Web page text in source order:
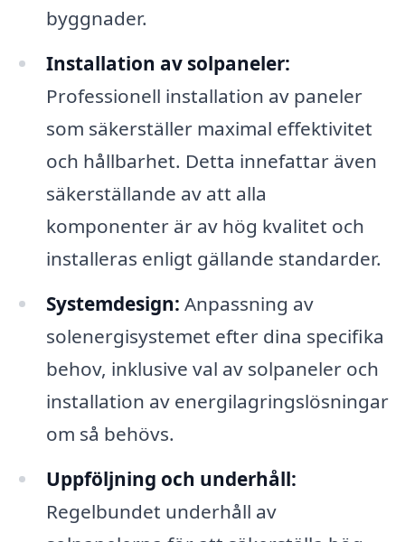
byggnader.
Installation av solpaneler:
Professionell installation av paneler
som säkerställer maximal effektivitet
och hållbarhet. Detta innefattar även
säkerställande av att alla
komponenter är av hög kvalitet och
installeras enligt gällande standarder.
Systemdesign: Anpassning av
solenergisystemet efter dina specifika
behov, inklusive val av solpaneler och
installation av energilagringslösningar
om så behövs.
Uppföljning och underhåll:
Regelbundet underhåll av